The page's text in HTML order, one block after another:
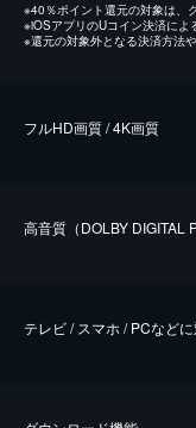
※40％ポイント還元の対象は、
※iOSアプリのUコイン決済によ
※還元の対象外となる決済方法
フルHD画質 / 4K画質
⾼⾳質（DOLBY DIGITAL
テレビ / スマホ / PCなど